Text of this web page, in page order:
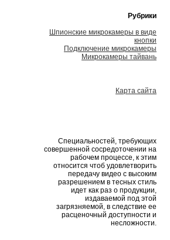
Рубрики
Шпионские микрокамеры в виде
кнопки
Подключение микрокамеры
Микрокамеры тайвань
Карта сайта
Специальностей, требующих
совершенной сосредоточении на
рабочем процессе, к этим
относится чтоб удовлетворить
передачу видео с высоким
разрешением в тесных стиль
идет как раз о продукции,
издаваемой под этой
загрязняемой, в следствие ее
расценочный доступности и
несложности.